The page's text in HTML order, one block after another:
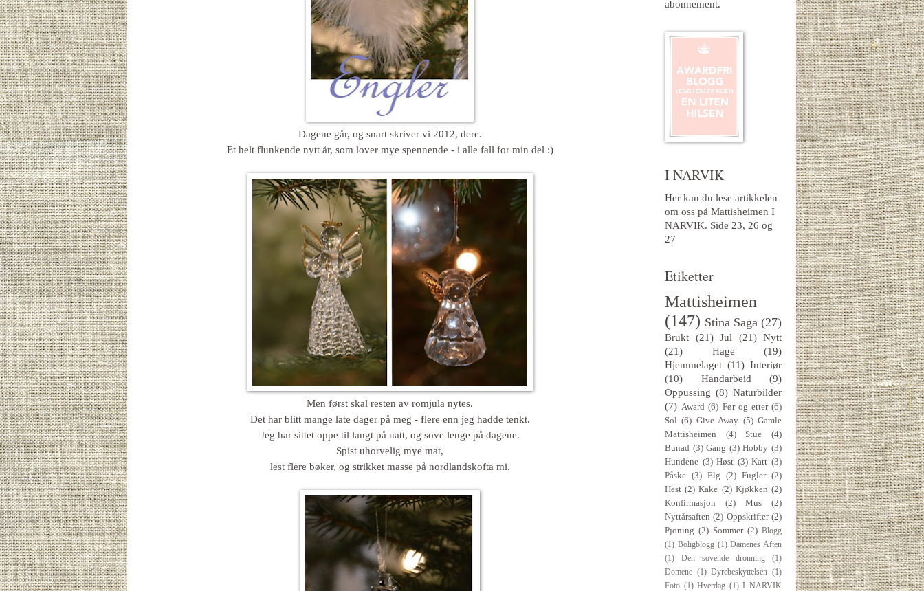
Dagene går, og snart skriver vi 2012, dere.
Et helt flunkende nytt år, som lover mye spennende - i alle fall for min del :)
Men først skal resten av romjula nytes.
Det har blitt mange late dager på meg - flere enn jeg hadde tenkt.
Jeg har sittet oppe til langt på natt, og sove lenge på dagene.
Spist uhorvelig mye mat,
lest flere bøker, og strikket masse på nordlandskofta mi.
abonnement.
I NARVIK
Her kan du lese artikkelen
om oss på Mattisheimen I
NARVIK. Side 23, 26 og
27
Etiketter
Mattisheimen
(147) Stina Saga (27)
Brukt (21) Jul (21) Nytt
(21)
Hage
(19)
Hjemmelaget (11) Interiør
(10)
Handarbeid
(9)
Oppussing (8) Naturbilder
(7) Award (6) Før og etter (6)
Sol (6) Give Away (5) Gamle
Mattisheimen
(4) Stue
(4)
Bunad (3) Gang (3) Hobby (3)
Hundene (3) Høst (3) Katt (3)
Påske (3) Elg (2) Fugler (2)
Hest (2) Kake (2) Kjøkken (2)
Konfirmasjon
(2) Mus
(2)
Nyttårsaften (2) Oppskrifter (2)
Pjoning (2) Sommer (2) Blogg
(1) Boligblogg (1) Damenes Aften
(1)
Den sovende dronning
(1)
Domene (1) Dyrebeskyttelsen (1)
Foto (1) Hverdag (1) I NARVIK